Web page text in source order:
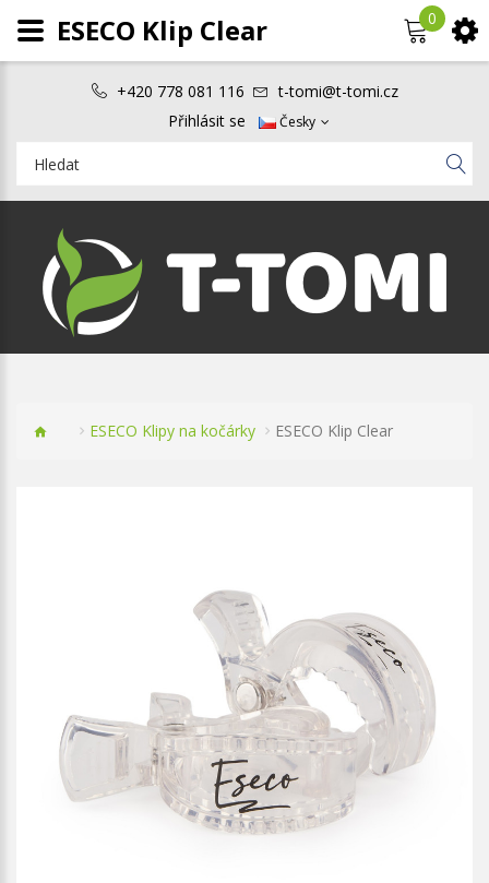
+420 778 081 116
t-tomi@t-tomi.cz
Přihlásit se
Česky
0
ESECO Klipy na kočárky ESECO Klip Clear
ESECO Klip Clear